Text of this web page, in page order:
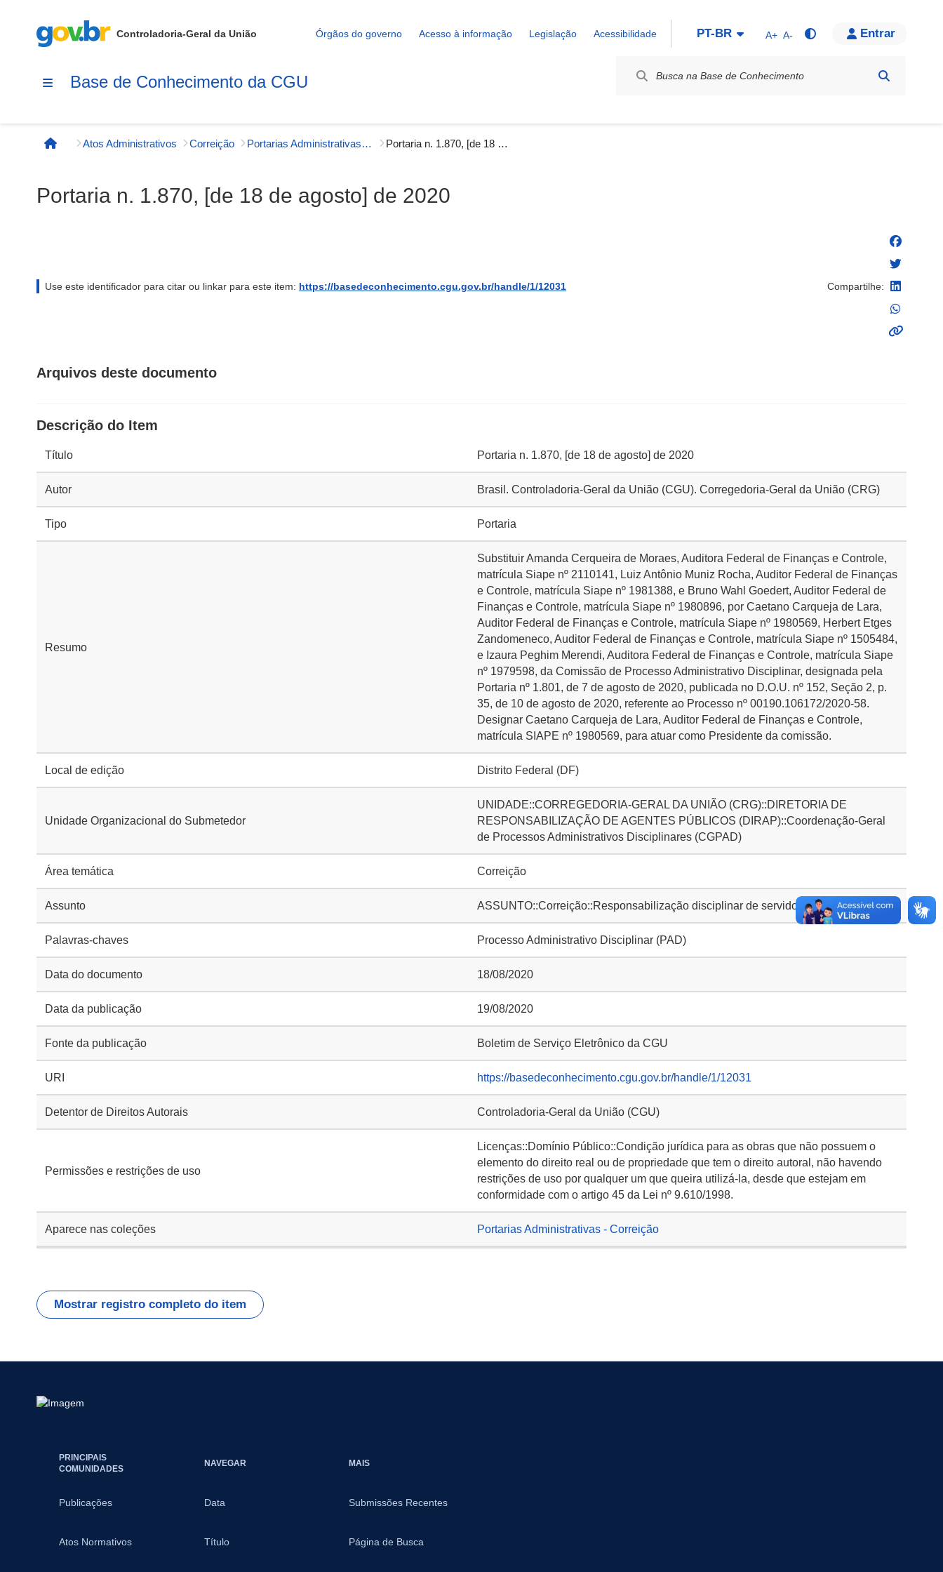
Controladoria-Geral da União Órgãos do governo Acesso à informação Legislação Acessibilidade PT-BR A+ A- Entrar
Base de Conhecimento da CGU
Página inicial
Atos Administrativos Correição Portarias Administrativas - Correição Portaria n. 1.870, [de 18 de agosto] de 2020
Portaria n. 1.870, [de 18 de agosto] de 2020
Use este identificador para citar ou linkar para este item: https://basedeconhecimento.cgu.gov.br/handle/1/12031 Compartilhe:
Arquivos deste documento
Descrição do Item
Título Portaria n. 1.870, [de 18 de agosto] de 2020
Autor Brasil. Controladoria-Geral da União (CGU). Corregedoria-Geral da União (CRG)
Tipo Portaria
Resumo
Substituir Amanda Cerqueira de Moraes, Auditora Federal de Finanças e Controle,
matrícula Siape nº 2110141, Luiz Antônio Muniz Rocha, Auditor Federal de Finanças
e Controle, matrícula Siape nº 1981388, e Bruno Wahl Goedert, Auditor Federal de
Finanças e Controle, matrícula Siape nº 1980896, por Caetano Carqueja de Lara,
Auditor Federal de Finanças e Controle, matrícula Siape nº 1980569, Herbert Etges
Zandomeneco, Auditor Federal de Finanças e Controle, matrícula Siape nº 1505484,
e Izaura Peghim Merendi, Auditora Federal de Finanças e Controle, matrícula Siape
nº 1979598, da Comissão de Processo Administrativo Disciplinar, designada pela
Portaria nº 1.801, de 7 de agosto de 2020, publicada no D.O.U. nº 152, Seção 2, p.
35, de 10 de agosto de 2020, referente ao Processo nº 00190.106172/2020-58.
Designar Caetano Carqueja de Lara, Auditor Federal de Finanças e Controle,
matrícula SIAPE nº 1980569, para atuar como Presidente da comissão.
Local de edição Distrito Federal (DF)
Unidade Organizacional do Submetedor
UNIDADE::CORREGEDORIA-GERAL DA UNIÃO (CRG)::DIRETORIA DE
RESPONSABILIZAÇÃO DE AGENTES PÚBLICOS (DIRAP)::Coordenação-Geral
de Processos Administrativos Disciplinares (CGPAD)
Área temática Correição
Assunto ASSUNTO::Correição::Responsabilização disciplinar de servidores públicos
Palavras-chaves Processo Administrativo Disciplinar (PAD)
Data do documento 18/08/2020
Data da publicação 19/08/2020
Fonte da publicação Boletim de Serviço Eletrônico da CGU
URI https://basedeconhecimento.cgu.gov.br/handle/1/12031
Detentor de Direitos Autorais Controladoria-Geral da União (CGU)
Permissões e restrições de uso
Licenças::Domínio Público::Condição jurídica para as obras que não possuem o
elemento do direito real ou de propriedade que tem o direito autoral, não havendo
restrições de uso por qualquer um que queira utilizá-la, desde que estejam em
conformidade com o artigo 45 da Lei nº 9.610/1998.
Aparece nas coleções Portarias Administrativas - Correição
Mostrar registro completo do item
PRINCIPAIS
COMUNIDADES
Publicações
Atos Normativos
NAVEGAR
Data
Título
MAIS
Submissões Recentes
Página de Busca